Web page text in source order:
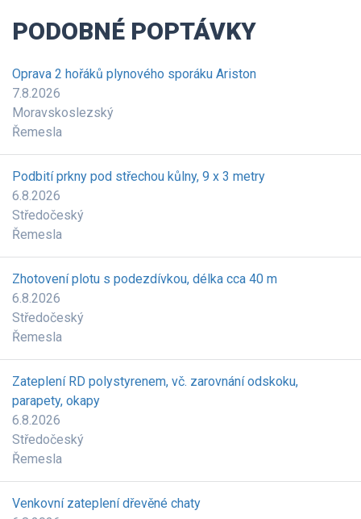
PODOBNÉ POPTÁVKY
Oprava 2 hořáků plynového sporáku Ariston
7.8.2026
Moravskoslezský
Řemesla
Podbití prkny pod střechou kůlny, 9 x 3 metry
6.8.2026
Středočeský
Řemesla
Zhotovení plotu s podezdívkou, délka cca 40 m
6.8.2026
Středočeský
Řemesla
Zateplení RD polystyrenem, vč. zarovnání odskoku,
parapety, okapy
6.8.2026
Středočeský
Řemesla
Venkovní zateplení dřevěné chaty